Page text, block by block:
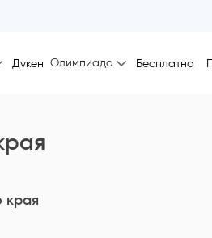
Дүкен Олимпиада Бесплатно
края